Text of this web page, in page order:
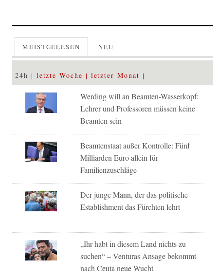
MEISTGELESEN NEU
24h letzte Woche letzter Monat
Werding will an Beamten-Wasserkopf:
Lehrer und Professoren müssen keine
Beamten sein
Beamtenstaat außer Kontrolle: Fünf
Milliarden Euro allein für
Familienzuschläge
Der junge Mann, der das politische
Establishment das Fürchten lehrt
„Ihr habt in diesem Land nichts zu
suchen“ – Venturas Ansage bekommt
nach Ceuta neue Wucht